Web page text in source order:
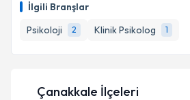
İlgili Branşlar
Psikoloji
2 Klinik Psikolog 1
Çanakkale İlçeleri